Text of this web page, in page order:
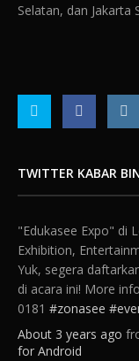
Selatan, dan Jakarta
TWITTER KABAR
"Edukasee Expo" di
Exhibition,
Yuk, segera
di acara ini! More
0181#zonasee
About 3 years ago
for Android